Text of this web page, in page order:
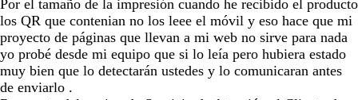
Por el tamaño de la impresión cuando he recibido el producto
los QR que contenian no los leee el móvil y eso hace que mi
proyecto de páginas que llevan a mi web no sirve para nada
yo probé desde mi equipo que si lo leía pero hubiera estado
muy bien que lo detectarán ustedes y lo comunicaran antes
de enviarlo .